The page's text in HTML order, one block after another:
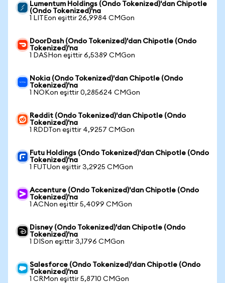
Lumentum Holdings (Ondo Tokenized)'dan Chipotle
(Ondo Tokenized)'na
1 LITEon eşittir 26,9984 CMGon
DoorDash (Ondo Tokenized)'dan Chipotle (Ondo
Tokenized)'na
1 DASHon eşittir 6,5389 CMGon
Nokia (Ondo Tokenized)'dan Chipotle (Ondo
Tokenized)'na
1 NOKon eşittir 0,285624 CMGon
Reddit (Ondo Tokenized)'dan Chipotle (Ondo
Tokenized)'na
1 RDDTon eşittir 4,9257 CMGon
Futu Holdings (Ondo Tokenized)'dan Chipotle (Ondo
Tokenized)'na
1 FUTUon eşittir 3,2925 CMGon
Accenture (Ondo Tokenized)'dan Chipotle (Ondo
Tokenized)'na
1 ACNon eşittir 5,4099 CMGon
Disney (Ondo Tokenized)'dan Chipotle (Ondo
Tokenized)'na
1 DISon eşittir 3,1796 CMGon
Salesforce (Ondo Tokenized)'dan Chipotle (Ondo
Tokenized)'na
1 CRMon eşittir 5,8710 CMGon